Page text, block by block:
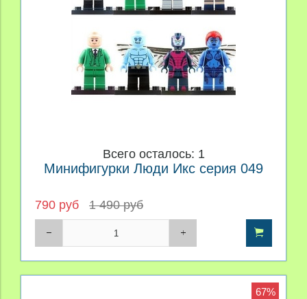
Всего осталось: 1
Минифигурки Люди Икс серия 049
790 руб 1 490 руб
67%